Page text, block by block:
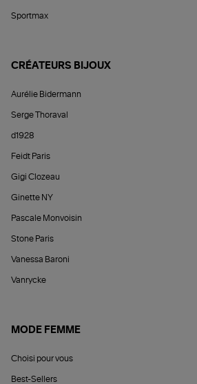
Sportmax
CRÉATEURS BIJOUX
Aurélie Bidermann
Serge Thoraval
d1928
Feidt Paris
Gigi Clozeau
Ginette NY
Pascale Monvoisin
Stone Paris
Vanessa Baroni
Vanrycke
MODE FEMME
Choisi pour vous
Best-Sellers